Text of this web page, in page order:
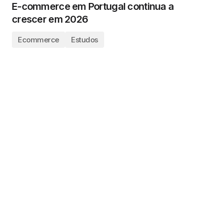
E-commerce em Portugal continua a
crescer em 2026
Ecommerce Estudos